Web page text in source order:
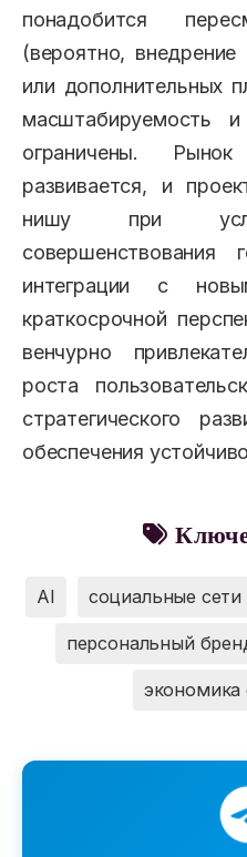
понадобится
(вероятно, внедрение
или дополнительных
масштабируемость
ограничены.
развивается, и
нишу при
совершенствования
интеграции с
краткосрочной
венчурно
роста
стратегического
обеспечения
AI социальные сети
персональный
экономика